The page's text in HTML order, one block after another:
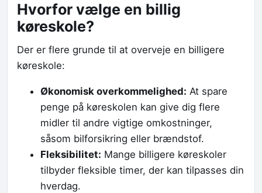
Hvorfor vælge en billig
køreskole?
Der er flere grunde til at overveje en billigere
køreskole:
Økonomisk overkommelighed: At spare
penge på køreskolen kan give dig flere
midler til andre vigtige omkostninger,
såsom bilforsikring eller brændstof.
Fleksibilitet: Mange billigere køreskoler
tilbyder fleksible timer, der kan tilpasses din
hverdag.